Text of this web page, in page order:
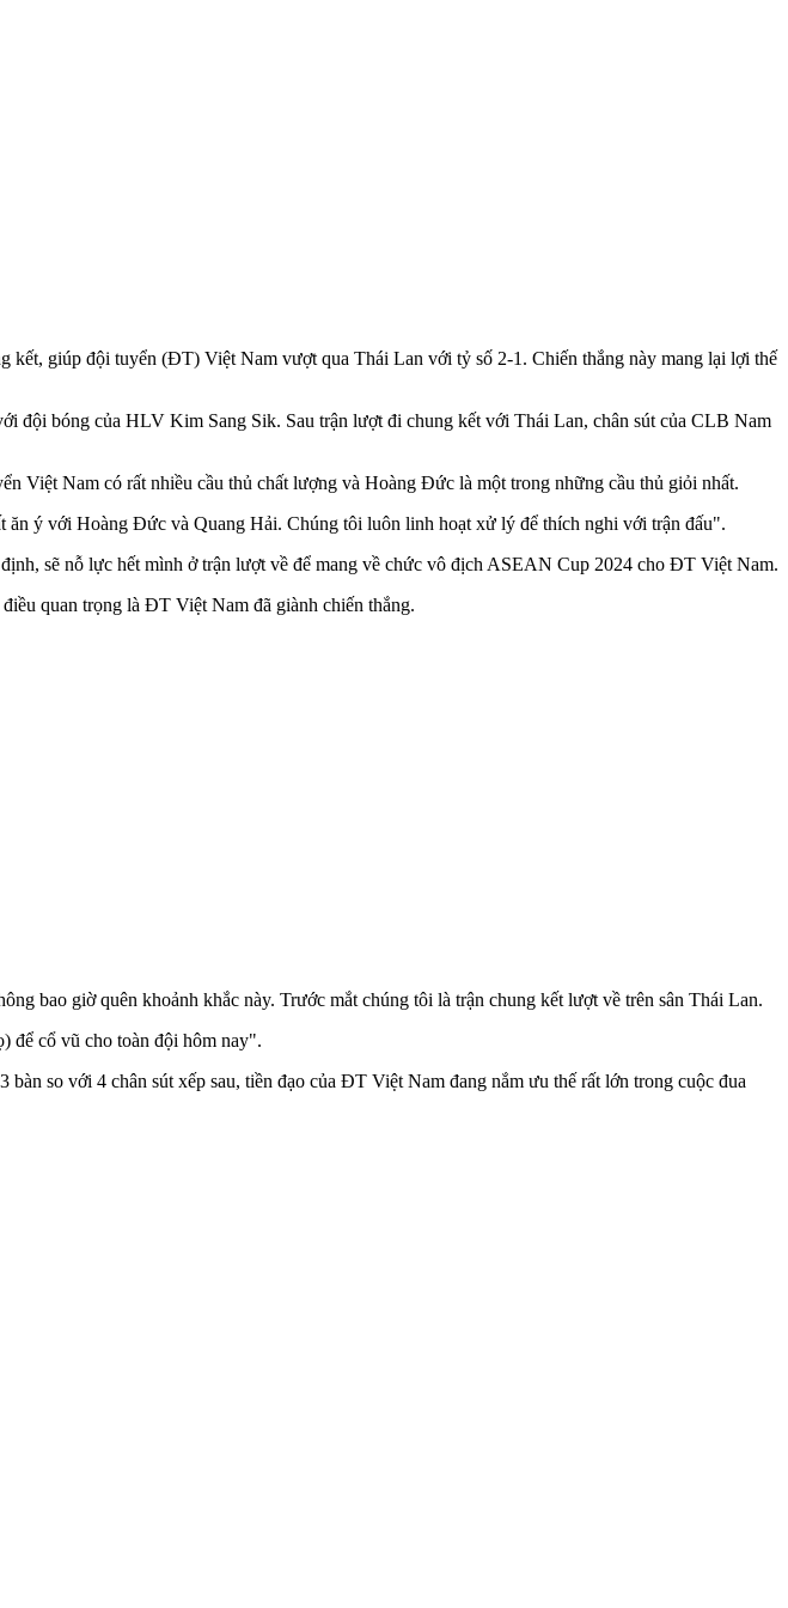
giúp đội tuyển (ĐT) Việt Nam vượt qua Thái Lan với tỷ số 2-1. Chiến thắng này mang lại lợi thế
đội bóng của HLV Kim Sang Sik. Sau trận lượt đi chung kết với Thái Lan, chân sút của CLB Nam
Nam có rất nhiều cầu thủ chất lượng và Hoàng Đức là một trong những cầu thủ giỏi nhất.
ý với Hoàng Đức và Quang Hải. Chúng tôi luôn linh hoạt xử lý để thích nghi với trận đấu".
sẽ nỗ lực hết mình ở trận lượt về để mang về chức vô địch ASEAN Cup 2024 cho ĐT Việt Nam.
quan trọng là ĐT Việt Nam đã giành chiến thắng.
bao giờ quên khoảnh khắc này. Trước mắt chúng tôi là trận chung kết lượt về trên sân Thái Lan.
để cổ vũ cho toàn đội hôm nay".
so với 4 chân sút xếp sau, tiền đạo của ĐT Việt Nam đang nắm ưu thế rất lớn trong cuộc đua